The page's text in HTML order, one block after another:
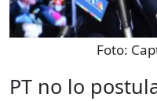
Foto:
PT no lo